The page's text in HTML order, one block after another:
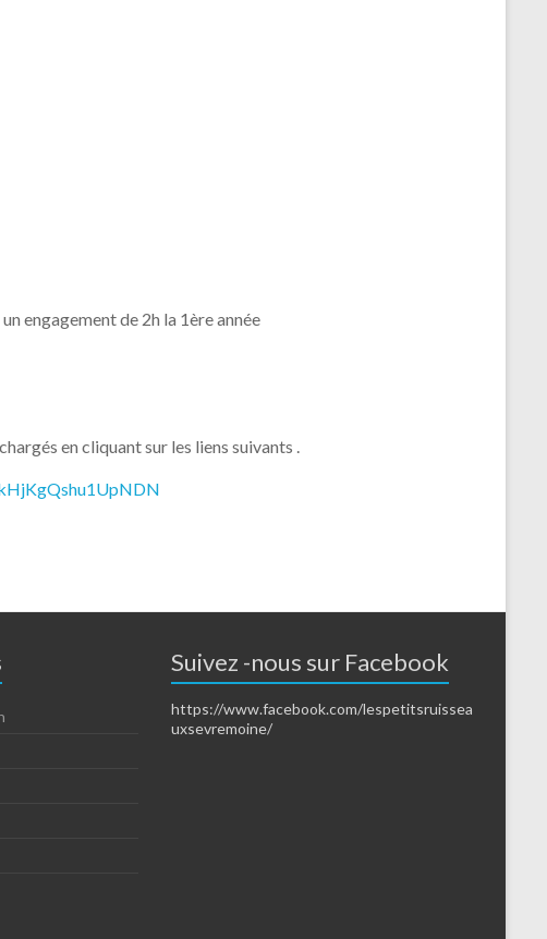
engagement de 2h la 1ère année
en cliquant sur les liens suivants .
Suivez -nous sur Facebook
https://www.facebook.com/lespetitsruissea
uxsevremoine/